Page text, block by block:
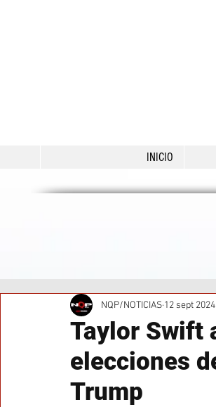
INICIO
Taylor Swift
elecciones
Trump
NQP/NOTICIAS 12 sept 2024